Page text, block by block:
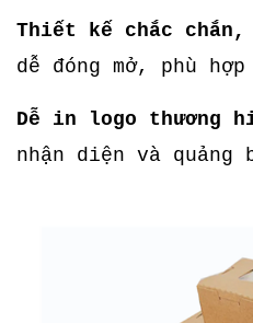
Thiết kế chắc
dễ đóng mở, phù
Dễ in logo thương
nhận diện và quảng